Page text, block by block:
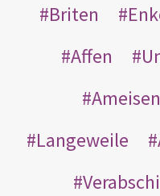
Briten
Affen
Ameisen
Langeweile